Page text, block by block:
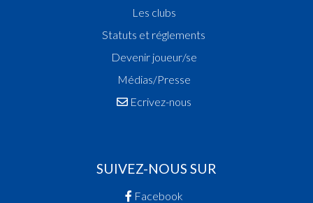
Les clubs
Statuts et réglements
Devenir joueur/se
Médias/Presse
Ecrivez-nous
SUIVEZ-NOUS SUR
Facebook